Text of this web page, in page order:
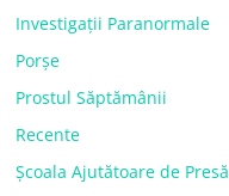
Investigații Paranormale
Porșe
Prostul Săptămânii
Recente
Școala Ajutătoare de Presă